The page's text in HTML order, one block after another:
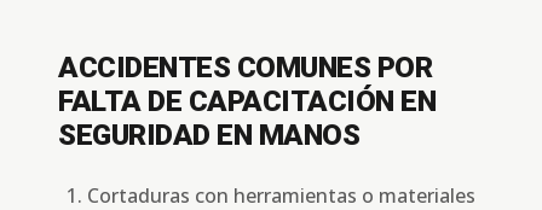
ACCIDENTES COMUNES POR
FALTA DE CAPACITACIÓN EN
SEGURIDAD EN MANOS
Cortaduras con herramientas o materiales